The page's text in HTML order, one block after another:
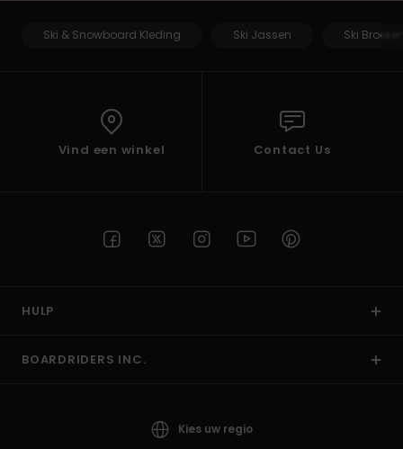
Ski & Snowboard Kleding Ski Jassen Ski
Vind een winkel Contact Us
HULP
BOARDRIDERS INC.
Kies uw regio